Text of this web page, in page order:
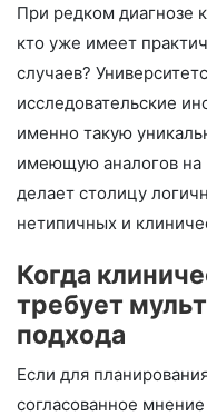
При редком диагнозе
кто уже имеет
случаев?
исследовательские
именно такую
имеющую аналогов на
делает столицу
нетипичных и
Когда
требует
подхода
Если для
согласованное